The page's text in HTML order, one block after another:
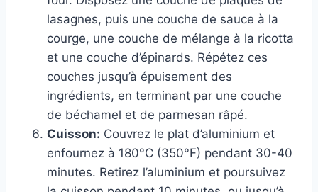
lasagnes, puis une couche de sauce à la
courge, une couche de mélange à la ricotta
et une couche d’épinards. Répétez ces
couches jusqu’à épuisement des
ingrédients, en terminant par une couche
de béchamel et de parmesan râpé.
Cuisson: Couvrez le plat d’aluminium et
enfournez à 180°C (350°F) pendant 30-40
minutes. Retirez l’aluminium et poursuivez